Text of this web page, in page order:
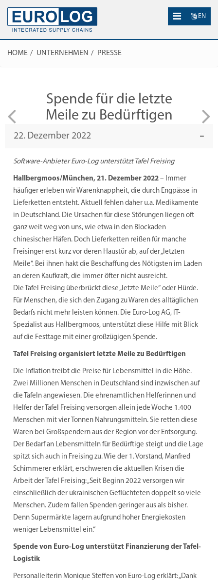
EN
HOME UNTERNEHMEN PRESSE
Spende für die letzte
Meile zu Bedürftigen
22. Dezember 2022
Software-Anbieter Euro-Log unterstützt Tafel Freising
Hallbergmoos/München, 21. Dezember 2022 – Immer
häufiger erleben wir Warenknappheit, die durch Engpässe in
Lieferketten entsteht. Aktuell fehlen daher u.a. Medikamente
in Deutschland. Die Ursachen für diese Störungen liegen oft
ganz weit weg von uns, wie etwa in den Blockaden
chinesischer Häfen. Doch Lieferketten reißen für manche
Freisinger erst kurz vor deren Haustür ab, auf der „letzten
Meile“. Bei ihnen hakt die Beschaffung des Nötigsten im Laden
an deren Kaufkraft, die immer öfter nicht ausreicht.
Die Tafel Freising überbrückt diese „letzte Meile“ oder Hürde.
Für Menschen, die sich den Zugang zu Waren des alltäglichen
Bedarfs nicht mehr leisten können. Die Euro-Log AG, IT-
Spezialist aus Hallbergmoos, unterstützt diese Hilfe mit Blick
auf die Festtage mit einer großzügigen Spende.
Tafel Freising organisiert letzte Meile zu Bedürftigen
Die Inflation treibt die Preise für Lebensmittel in die Höhe.
Zwei Millionen Menschen in Deutschland sind inzwischen auf
die Tafeln angewiesen. Die ehrenamtlichen Helferinnen und
Helfer der Tafel Freising versorgen allein jede Woche 1.400
Menschen mit vier Tonnen Nahrungsmitteln. Sie retten diese
Waren bei Großspendern aus der Region vor der Entsorgung.
Der Bedarf an Lebensmitteln für Bedürftige steigt und die Lage
spitzt sich auch in Freising zu. Wie der 1. Vorstand, Manfred
Schimmerer erklärt, erschweren die aktuellen Krisen die
Arbeit der Tafel Freising: „Seit Beginn 2022 versorgen wir
einschließlich der ukrainischen Geflüchteten doppelt so viele
Menschen. Zudem fallen Spenden geringer aus als bisher.
Denn Supermärkte lagern aufgrund hoher Energiekosten
weniger Lebensmittel ein.“
Spende von Euro-Log unterstützt Finanzierung der Tafel-
Logistik
Personalleiterin Monique Steffen von Euro-Log erklärt: „Dank